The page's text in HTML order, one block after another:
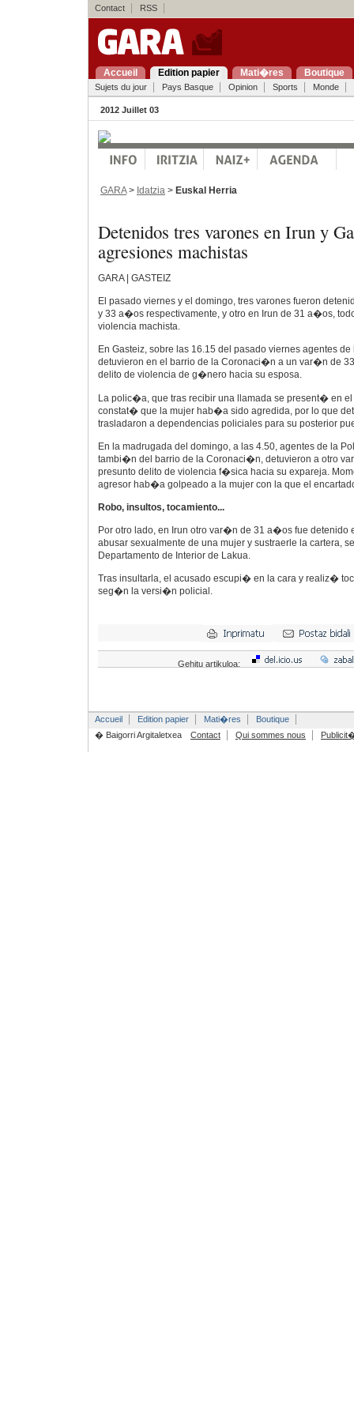
Contact RSS
Accueil Edition papier Mati�res Boutique
Sujets du jour Pays Basque Opinion Sports Monde
2012 Juillet 03
GARA> Idatzia > Euskal Herria
Detenidos tres varones en Irun y
agresiones machistas
GARA | GASTEIZ
El pasado viernes y el domingo, tres varones fueron
y 33 a�os respectivamente, y otro en Irun de 31 a�os,
violencia machista.
En Gasteiz, sobre las 16.15 del pasado viernes agentes
detuvieron en el barrio de la Coronaci�n a un var�n de
delito de violencia de g�nero hacia su esposa.
La polic�a, que tras recibir una llamada se present� en
constat� que la mujer hab�a sido agredida, por lo que
trasladaron a dependencias policiales para su posterior
En la madrugada del domingo, a las 4.50, agentes de la
tambi�n del barrio de la Coronaci�n, detuvieron a otro
presunto delito de violencia f�sica hacia su expareja.
agresor hab�a golpeado a la mujer con la que el
Robo, insultos, tocamiento...
Por otro lado, en Irun otro var�n de 31 a�os fue detenido
abusar sexualmente de una mujer y sustraerle la cartera,
Departamento de Interior de Lakua.
Tras insultarla, el acusado escupi� en la cara y realiz�
seg�n la versi�n policial.
Gehitu artikuloa:
Accueil Edition papier Mati�res
Boutique
� Baigorri Argitaletxea
Contact Qui sommes nous